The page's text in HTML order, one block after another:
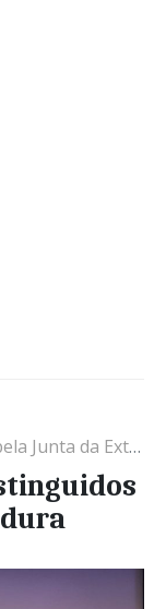
da Extremadura